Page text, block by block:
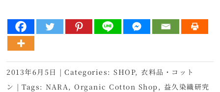
2013年6月5日 | Categories:SHOP,衣料品・コット
ン | Tags: NARA ,Organic Cotton Shop , 益久染織研究